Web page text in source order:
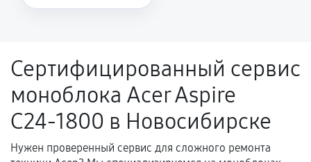
Поломка установленной детали при
нормальной эксплуатации в течение
гарантийного срока.
Несоответствие комплектующей заявленным
техническим характеристикам.
Сертифицированный сервис
моноблока Acer Aspire
C24‑1800 в Новосибирске
Нужен проверенный сервис для сложного ремонта